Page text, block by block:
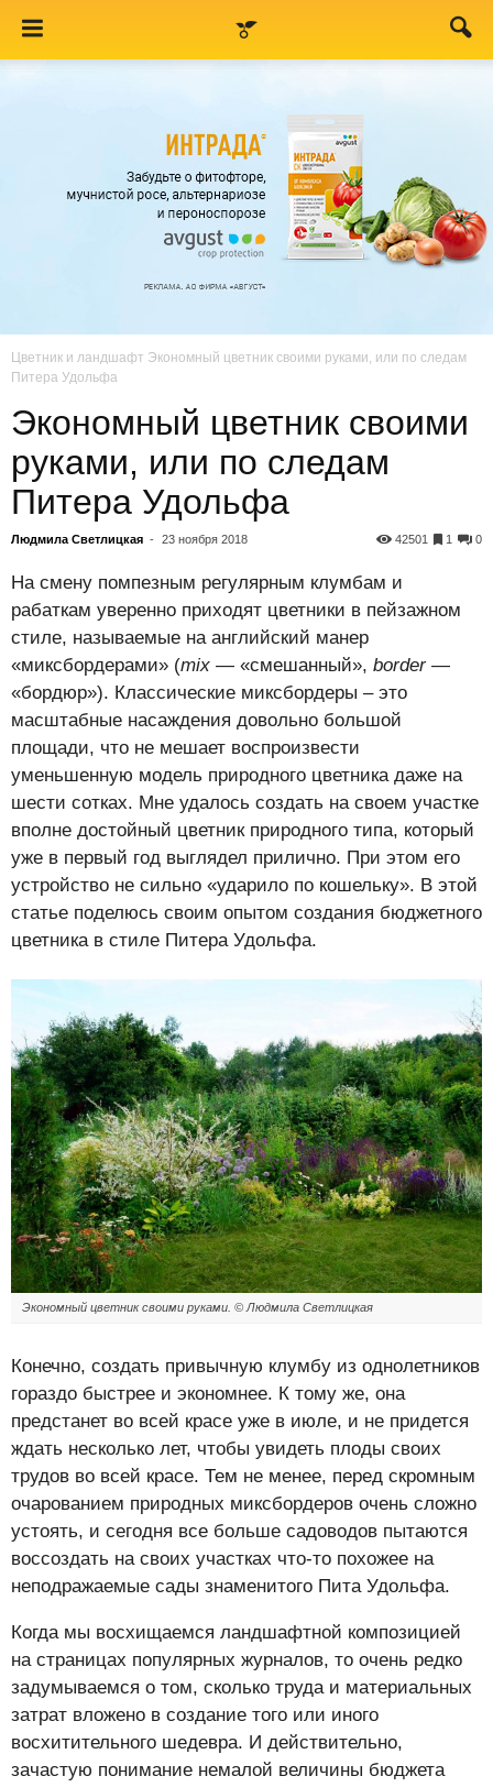
Цветник и ландшафт Экономный цветник своими руками, или по следам
Питера Удольфа
Экономный цветник своими
руками, или по следам
Питера Удольфа
Людмила Светлицкая - 23 ноября 2018 0
1
42501
На смену помпезным регулярным клумбам и
рабаткам уверенно приходят цветники в пейзажном
стиле, называемые на английский манер
«миксбордерами» (mix — «смешанный», border—
«бордюр»). Классические миксбордеры – это
масштабные насаждения довольно большой
площади, что не мешает воспроизвести
уменьшенную модель природного цветника даже на
шести сотках. Мне удалось создать на своем участке
вполне достойный цветник природного типа, который
уже в первый год выглядел прилично. При этом его
устройство не сильно «ударило по кошельку». В этой
статье поделюсь своим опытом создания бюджетного
цветника в стиле Питера Удольфа.
Экономный цветник своими руками. © Людмила Светлицкая
Конечно, создать привычную клумбу из однолетников
гораздо быстрее и экономнее. К тому же, она
предстанет во всей красе уже в июле, и не придется
ждать несколько лет, чтобы увидеть плоды своих
трудов во всей красе. Тем не менее, перед скромным
очарованием природных миксбордеров очень сложно
устоять, и сегодня все больше садоводов пытаются
воссоздать на своих участках что-то похожее на
неподражаемые сады знаменитого Пита Удольфа.
Когда мы восхищаемся ландшафтной композицией
на страницах популярных журналов, то очень редко
задумываемся о том, сколько труда и материальных
затрат вложено в создание того или иного
восхитительного шедевра. И действительно,
зачастую понимание немалой величины бюджета